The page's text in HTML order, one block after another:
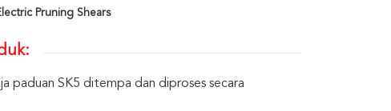
Pruning Shears
paduan SK5 ditempa dan diproses secara